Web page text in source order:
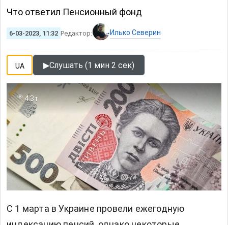
Что ответил Пенсионный фонд
6-03-2023, 11:32 Редактор: Илько Северин
UA ▶Слушать (1 мин 2 сек)
4.3т
С 1 марта в Украине провели ежегодную